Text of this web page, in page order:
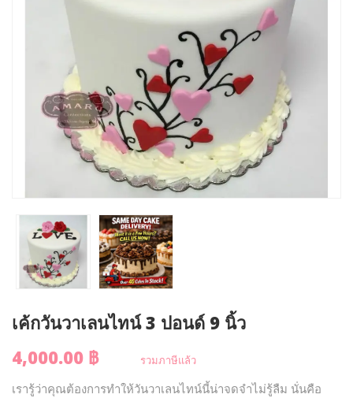
เค้กวันวาเลนไทน์ 3 ปอนด์ 9 นิ้ว
4,000.00 ฿
รวมภาษีแล้ว
เรารู้ว่าคุณต้องการทำให้วันวาเลนไทน์นี้น่าจดจำไม่รู้ลืม นั่นคือ